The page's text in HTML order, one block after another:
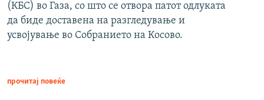
(КБС) во Газа, со што се отвора патот одлуката
да биде доставена на разгледување и
усвојување во Собранието на Косово.
прочитај повеќе